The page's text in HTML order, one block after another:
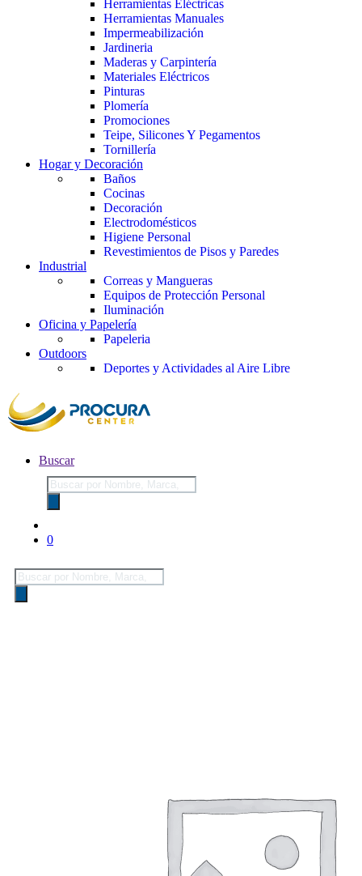
Herramientas Eléctricas
Herramientas Manuales
Impermeabilización
Jardineria
Maderas y Carpintería
Materiales Eléctricos
Pinturas
Plomería
Promociones
Teipe, Silicones Y Pegamentos
Tornillería
Hogar y Decoración
Baños
Cocinas
Decoración
Electrodomésticos
Higiene Personal
Revestimientos de Pisos y Paredes
Industrial
Correas y Mangueras
Equipos de Protección Personal
Iluminación
Oficina y Papelería
Papeleria
Outdoors
Deportes y Actividades al Aire Libre
Buscar
Búsqueda
de
productos
0
Búsqueda
de
productos